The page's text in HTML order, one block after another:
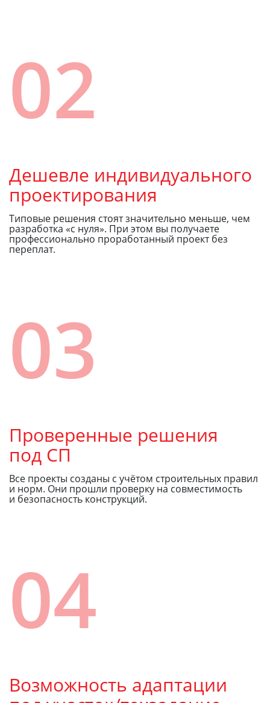
02
Дешевле индивидуального
проектирования
Типовые решения стоят значительно меньше, чем
разработка «с нуля». При этом вы получаете
профессионально проработанный проект без
переплат.
03
Проверенные решения
под СП
Все проекты созданы с учётом строительных правил
и норм. Они прошли проверку на совместимость
и безопасность конструкций.
04
Возможность адаптации